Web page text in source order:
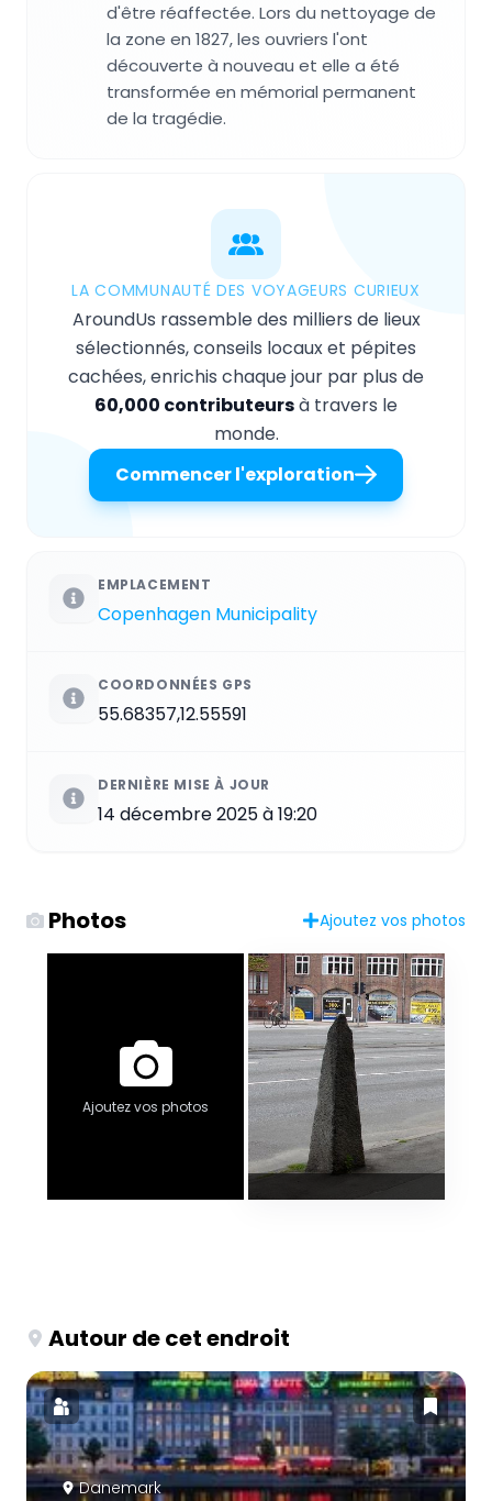
d'être réaffectée. Lors du nettoyage de
la zone en 1827, les ouvriers l'ont
découverte à nouveau et elle a été
transformée en mémorial permanent
de la tragédie.
LA COMMUNAUTÉ DES VOYAGEURS CURIEUX
AroundUs rassemble des milliers de lieux
sélectionnés, conseils locaux et pépites
cachées, enrichis chaque jour par plus de
60,000 contributeursà travers le
monde.
Commencer l'exploration
EMPLACEMENT
Copenhagen Municipality
COORDONNÉES GPS
55.68357,12.55591
DERNIÈRE MISE À JOUR
14 décembre 2025 à 19:20
Photos Ajoutez vos photos
Ajoutez vos photos
Autour de cet endroit
Danemark